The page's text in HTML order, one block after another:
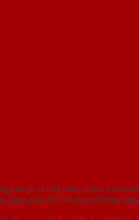
han gỉ, có khả năng chịu lực và chịu
dạng cho thiết kế trong không gian